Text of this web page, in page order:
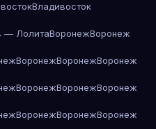
Владивосток
— ЛолитаВоронежВоронеж
ВоронежВоронежВоронеж
ВоронежВоронежВоронеж
ВоронежВоронежВоронеж